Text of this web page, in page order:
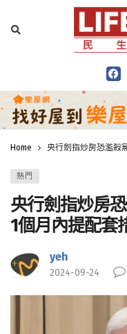
Home 央行劍指炒房恐濫殺
熱門
央行劍指炒房
1個月內提配套
yeh
2024-09-24